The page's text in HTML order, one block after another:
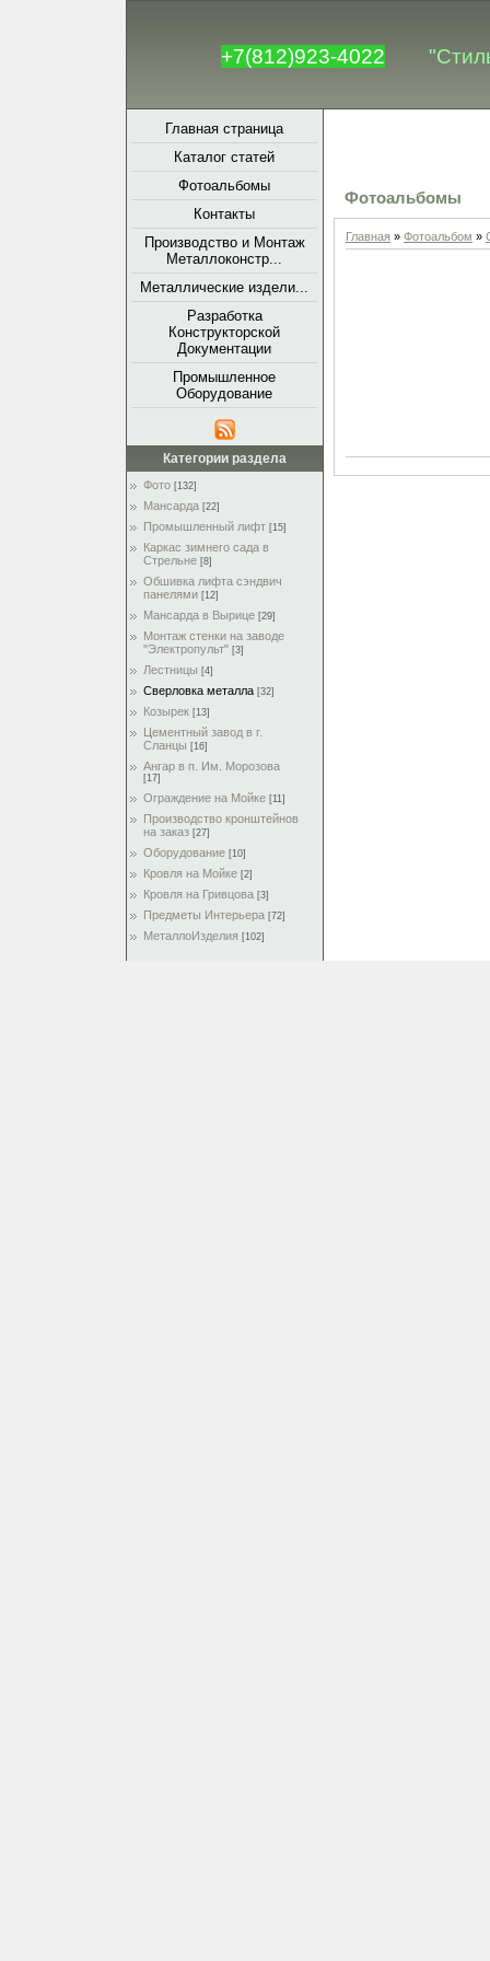
+7(812)923-4022
Главная страница
Каталог статей
Фотоальбомы
Контакты
Производство и Монтаж
Металлоконстр...
Металлические издели...
Разработка
Конструкторской
Документации
Промышленное
Оборудование
Категории раздела
Фото [132]
Мансарда [22]
Промышленный лифт [15]
Каркас зимнего сада в
Стрельне [8]
Обшивка лифта сэндвич
панелями [12]
Мансарда в Вырице [29]
Монтаж стенки на заводе
"Электропульт" [3]
Лестницы [4]
Сверловка металла [32]
Козырек [13]
Цементный завод в г.
Сланцы [16]
Ангар в п. Им. Морозова
[17]
Ограждение на Мойке [11]
Производство кронштейнов
на заказ [27]
Оборудование [10]
Кровля на Мойке [2]
Кровля на Гривцова [3]
Предметы Интерьера [72]
МеталлоИзделия [102]
Фотоальбомы
Главная » Фотоальбом »